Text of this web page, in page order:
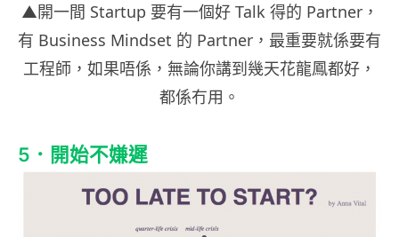
▲開一間 Startup 要有一個好 Talk 得的 Partner，
有 Business Mindset 的 Partner，最重要就係要有
工程師，如果唔係，無論你講到幾天花龍鳳都好，
都係冇用。
5．開始不嫌遲